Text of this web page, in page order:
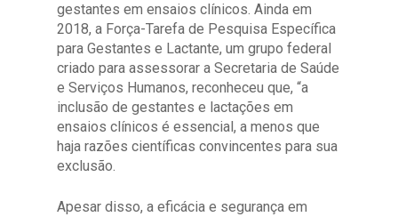
gestantes em ensaios clínicos. Ainda em
2018, a Força-Tarefa de Pesquisa Específica
para Gestantes e Lactante, um grupo federal
criado para assessorar a Secretaria de Saúde
e Serviços Humanos, reconheceu que, “a
inclusão de gestantes e lactações em
ensaios clínicos é essencial, a menos que
haja razões científicas convincentes para sua
exclusão.
Apesar disso, a eficácia e segurança em